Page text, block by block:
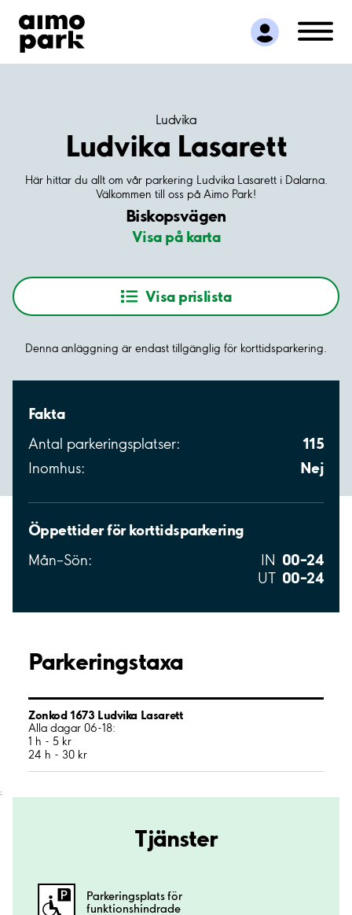
Hitta parkering
Samarbete
Kundservice
Ludvika
Ludvika Lasarett
Här hittar du allt om vår parkering Ludvika Lasarett i Dalarna.
Välkommen till oss på Aimo Park!
Biskopsvägen
Visa på karta
Visa prislista
Denna anläggning är endast tillgänglig för korttidsparkering.
Fakta
Antal parkeringsplatser: 115
Inomhus: Nej
Öppettider för korttidsparkering
Mån–Sön: IN 00–24
UT 00–24
Parkeringstaxa
Zonkod 1673 Ludvika Lasarett
Alla dagar 06-18:
1 h - 5 kr
24 h - 30 kr
;
Tjänster
Parkeringsplats för
funktionshindrade